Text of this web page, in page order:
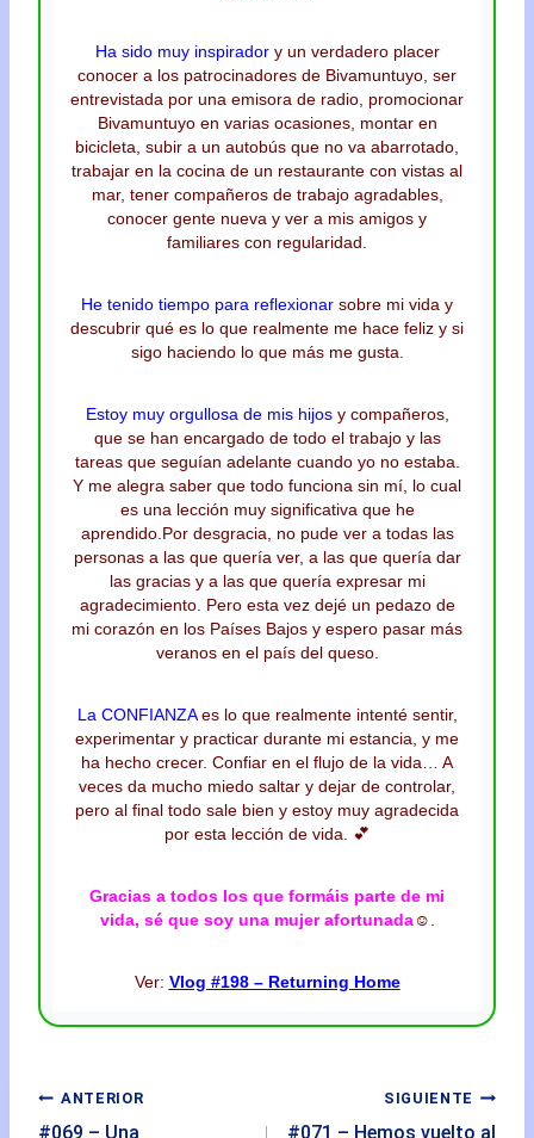
Ha sido muy inspiradory un verdadero placer
conocer a los patrocinadores de Bivamuntuyo, ser
entrevistada por una emisora de radio, promocionar
Bivamuntuyo en varias ocasiones, montar en
bicicleta, subir a un autobús que no va abarrotado,
trabajar en la cocina de un restaurante con vistas al
mar, tener compañeros de trabajo agradables,
conocer gente nueva y ver a mis amigos y
familiares con regularidad.
He tenido tiempo para reflexionar sobre mi vida y
descubrir qué es lo que realmente me hace feliz y si
sigo haciendo lo que más me gusta.
Estoy muy orgullosa de mis hijosy compañeros,
que se han encargado de todo el trabajo y las
tareas que seguían adelante cuando yo no estaba.
Y me alegra saber que todo funciona sin mí, lo cual
es una lección muy significativa que he
aprendido.Por desgracia, no pude ver a todas las
personas a las que quería ver, a las que quería dar
las gracias y a las que quería expresar mi
agradecimiento. Pero esta vez dejé un pedazo de
mi corazón en los Países Bajos y espero pasar más
veranos en el país del queso.
La CONFIANZAes lo que realmente intenté sentir,
experimentar y practicar durante mi estancia, y me
ha hecho crecer. Confiar en el flujo de la vida… A
veces da mucho miedo saltar y dejar de controlar,
pero al final todo sale bien y estoy muy agradecida
por esta lección de vida. 💕
Gracias a todos los que formáis parte de mi
vida, sé que soy una mujer afortunada☺️.
Ver: Vlog #198 – Returning Home
ANTERIOR
#069 – Una
SIGUIENTE
#071 – Hemos vuelto al